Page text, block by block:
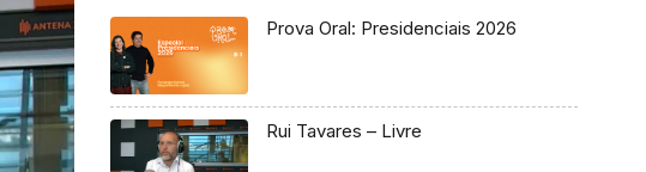
Prova Oral: Presidenciais 2026
Rui Tavares – Livre